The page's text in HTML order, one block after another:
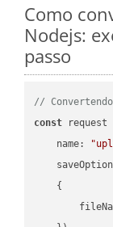
Como
Nodejs:
passo
// Convertendo
const request
name:
    {